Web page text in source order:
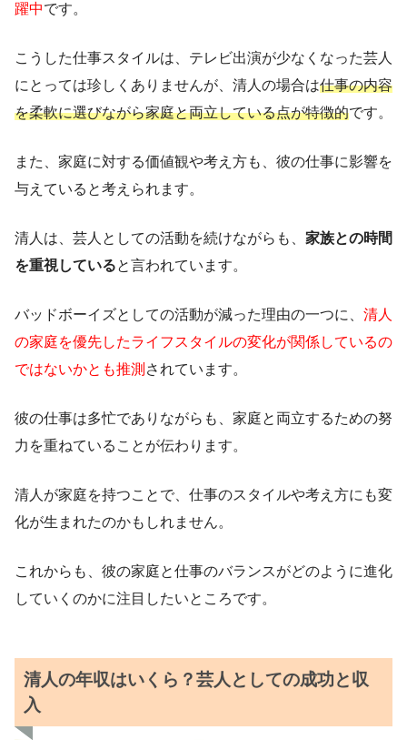
躍中です。
こうした仕事スタイルは、テレビ出演が少なくなった芸人
にとっては珍しくありませんが、清人の場合は仕事の内容
を柔軟に選びながら家庭と両立している点が特徴的です。
また、家庭に対する価値観や考え方も、彼の仕事に影響を
与えていると考えられます。
清人は、芸人としての活動を続けながらも、 家族との時間
を重視していると言われています。
バッドボーイズとしての活動が減った理由の一つに、 清人
の家庭を優先したライフスタイルの変化が関係しているの
ではないかとも推測 されています。
彼の仕事は多忙でありながらも、家庭と両立するための努
力を重ねていることが伝わります。
清人が家庭を持つことで、仕事のスタイルや考え方にも変
化が生まれたのかもしれません。
これからも、彼の家庭と仕事のバランスがどのように進化
していくのかに注目したいところです。
清人の年収はいくら？芸人としての成功と収
入